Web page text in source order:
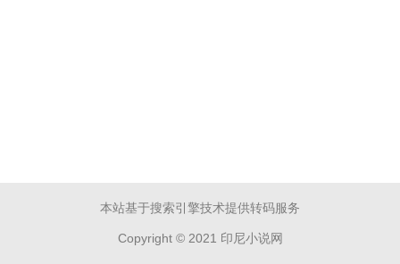
本站基于搜索引擎技术提供转码服务
Copyright © 2021 印尼小说网